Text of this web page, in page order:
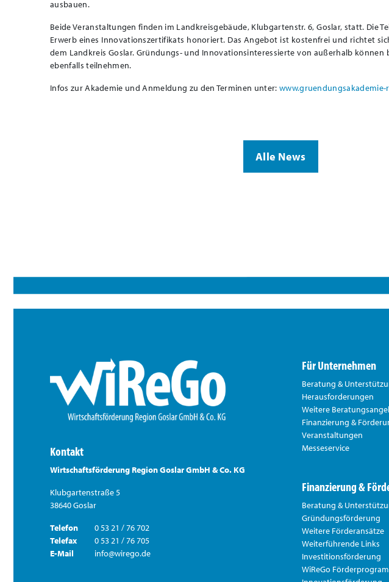
ausbauen.
Beide Veranstaltungen finden im Landkreisgebäude, Klubgartenstr. 6, Goslar, statt. Die
Erwerb eines Innovationszertifikats honoriert. Das Angebot ist kostenfrei und richtet
dem Landkreis Goslar. Gründungs- und Innovationsinteressierte von außerhalb können
ebenfalls teilnehmen.
Infos zur Akademie und Anmeldung zu den Terminen unter:
Alle News
Kontakt
Wirtschaftsförderung Region Goslar GmbH & Co. KG
Klubgartenstraße 5
38640 Goslar
Telefon
0 53 21 / 76 702
Telefax
0 53 21 / 76 705
E-Mail
info@wirego.de
Für Unternehmen
Beratung &
Herausforderungen
Weitere
Finanzierung &
Veranstaltungen
Messeservice
Finanzierung &
Beratung &
Gründungsförderung
Weitere Förderansätze
Weiterführende Links
Investitionsförderung
WiReGo